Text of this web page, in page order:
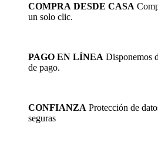
COMPRA DESDE CASA
un solo clic.
PAGO EN LÍNEA Disponemos
de pago.
CONFIANZA Protección de
seguras